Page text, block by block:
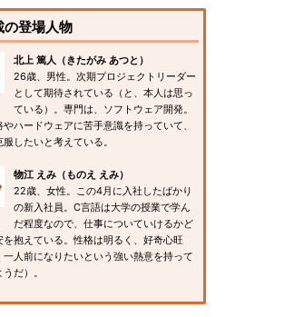
の登場人物
北上 篤人（きたがみ あつと）
26歳、男性。次期プロジェクトリーダー
として期待されている（と、本人は思っ
ている）。専門は、ソフトウェア開発。
やハードウェアに苦手意識を持っていて、
服したいと考えている。
物江 えみ（ものえ えみ）
22歳、女性。この4月に入社したばかり
の新入社員。C言語は大学の授業で学ん
だ程度なので、仕事についていけるかど
を抱えている。性格は明るく、好奇心旺
一人前になりたいという強い熱意を持って
だ）。